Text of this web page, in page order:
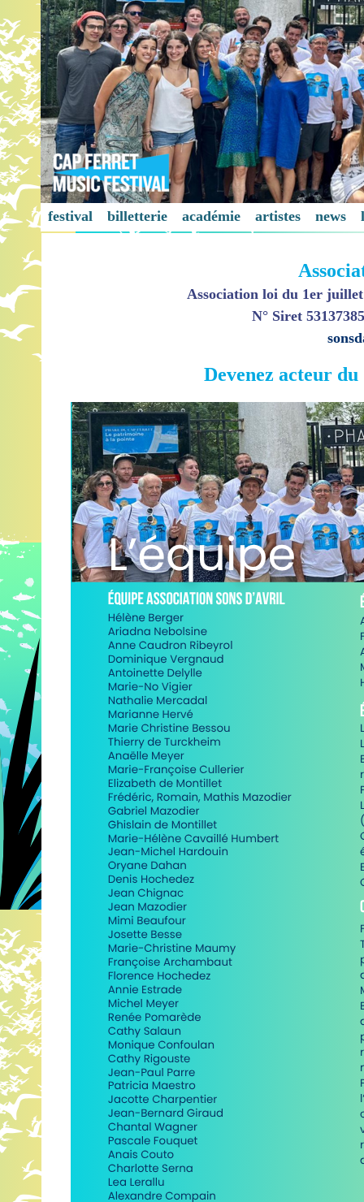
festival billetterie académie artistes news
Association loi du 1er juillet
N° Siret
Devenez acteur